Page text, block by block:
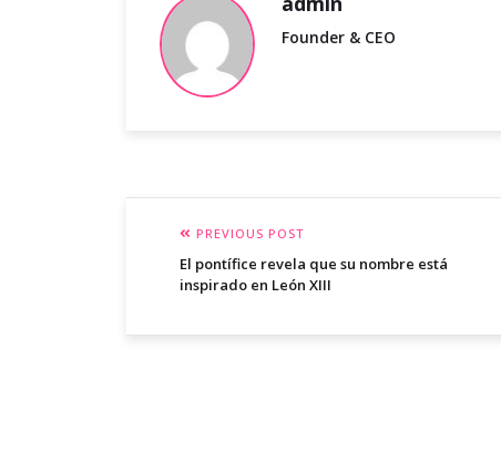
Founder & CEO
PREVIOUS POST
El pontífice revela que su nombre está
inspirado en León XIII